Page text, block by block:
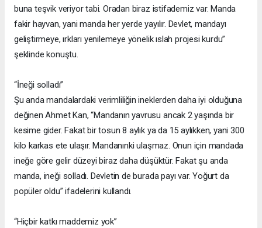
buna teşvik veriyor tabi. Oradan biraz istifademiz var. Manda
fakir hayvan, yani manda her yerde yayılır. Devlet, mandayı
geliştirmeye, ırkları yenilemeye yönelik ıslah projesi kurdu”
şeklinde konuştu.
“İneği solladı”
Şu anda mandalardaki verimliliğin ineklerden daha iyi olduğuna
değinen Ahmet Kan, “Mandanın yavrusu ancak 2 yaşında bir
kesime gider. Fakat bir tosun 8 aylık ya da 15 aylıkken, yani 300
kilo karkas ete ulaşır. Mandanınki ulaşmaz. Onun için mandada
ineğe göre gelir düzeyi biraz daha düşüktür. Fakat şu anda
manda, ineği solladı. Devletin de burada payı var. Yoğurt da
popüler oldu” ifadelerini kullandı.
“Hiçbir katkı maddemiz yok”